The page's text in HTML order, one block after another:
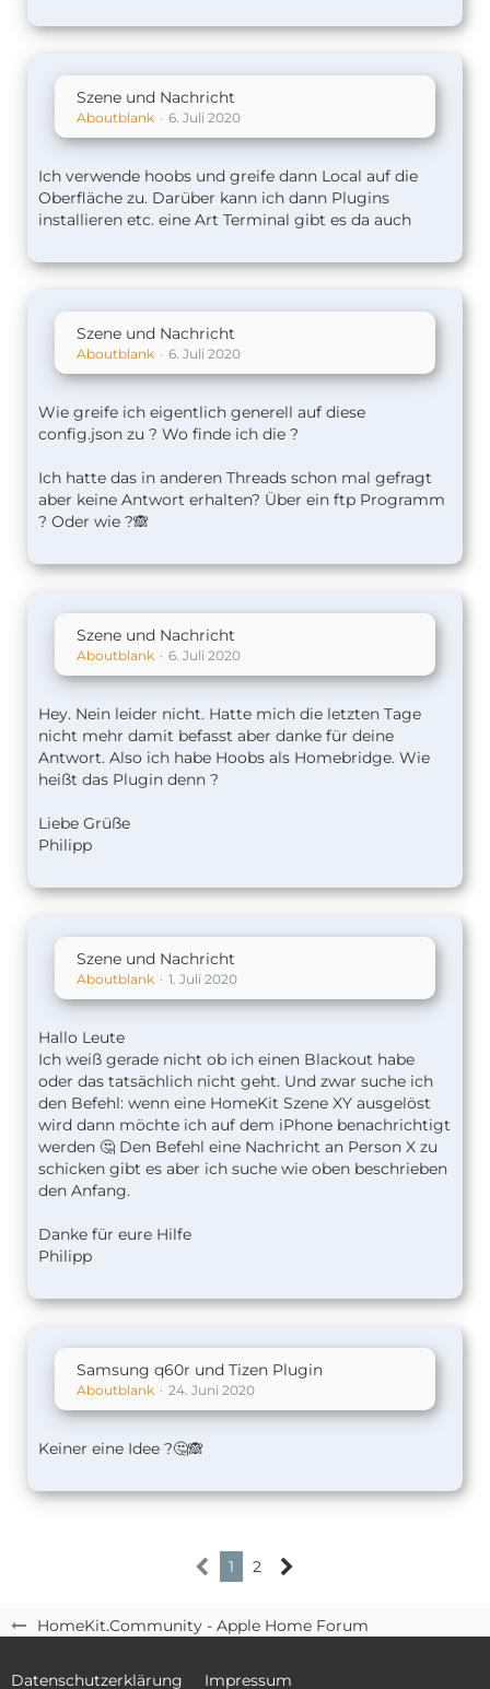
HomeKit.Community - Apple Home Forum
Szene und Nachricht
Aboutblank 6. Juli 2020
Ich verwende hoobs und greife dann Local auf die
Oberfläche zu. Darüber kann ich dann Plugins
installieren etc. eine Art Terminal gibt es da auch
Szene und Nachricht
Aboutblank 6. Juli 2020
Wie greife ich eigentlich generell auf diese
config.json zu ? Wo finde ich die ?
Ich hatte das in anderen Threads schon mal gefragt
aber keine Antwort erhalten? Über ein ftp Programm
? Oder wie ?🙈
Szene und Nachricht
Aboutblank 6. Juli 2020
Hey. Nein leider nicht. Hatte mich die letzten Tage
nicht mehr damit befasst aber danke für deine
Antwort. Also ich habe Hoobs als Homebridge. Wie
heißt das Plugin denn ?
Liebe Grüße
Philipp
Szene und Nachricht
Aboutblank 1. Juli 2020
Hallo Leute
Ich weiß gerade nicht ob ich einen Blackout habe
oder das tatsächlich nicht geht. Und zwar suche ich
den Befehl: wenn eine HomeKit Szene XY ausgelöst
wird dann möchte ich auf dem iPhone benachrichtigt
werden 🤔 Den Befehl eine Nachricht an Person X zu
schicken gibt es aber ich suche wie oben beschrieben
den Anfang.
Danke für eure Hilfe
Philipp
Samsung q60r und Tizen Plugin
Aboutblank 24. Juni 2020
Keiner eine Idee ?🤔🙈
1 2
Datenschutzerklärung Impressum